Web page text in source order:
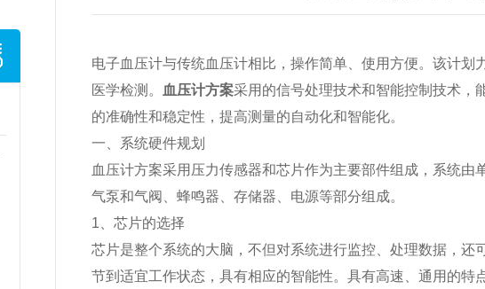
电子血压计与传统血压计相比，操作简单、使用方便。该计
医学检测。
血压计方案采用的信号处理技术和智能控制技术，
的准确性和稳定性，提高测量的自动化和智能化。
一、系统硬件规划
血压计方案采用压力传感器和芯片作为主要部件组成，系统由
气泵和气阀、蜂鸣器、存储器、电源等部分组成。
1、芯片的选择
芯片是整个系统的大脑，不但对系统进行监控、处理数据，
节到适宜工作状态，具有相应的智能性。具有高速、通用的